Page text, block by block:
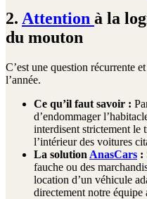
2. Attention à la
du mouton
C’est une question récurrente
l’année.
Ce qu’il faut savoir :
d’endommager
interdisent strictement le
l’intérieur des voitures
La solution AnasCars :
fauche ou des
location d’un véhicule
directement notre équipe